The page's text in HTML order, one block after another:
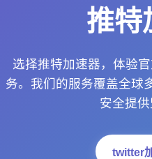
推特
选择推特加速器，体验
务。我们的服务覆盖全球
安全提供
twitter